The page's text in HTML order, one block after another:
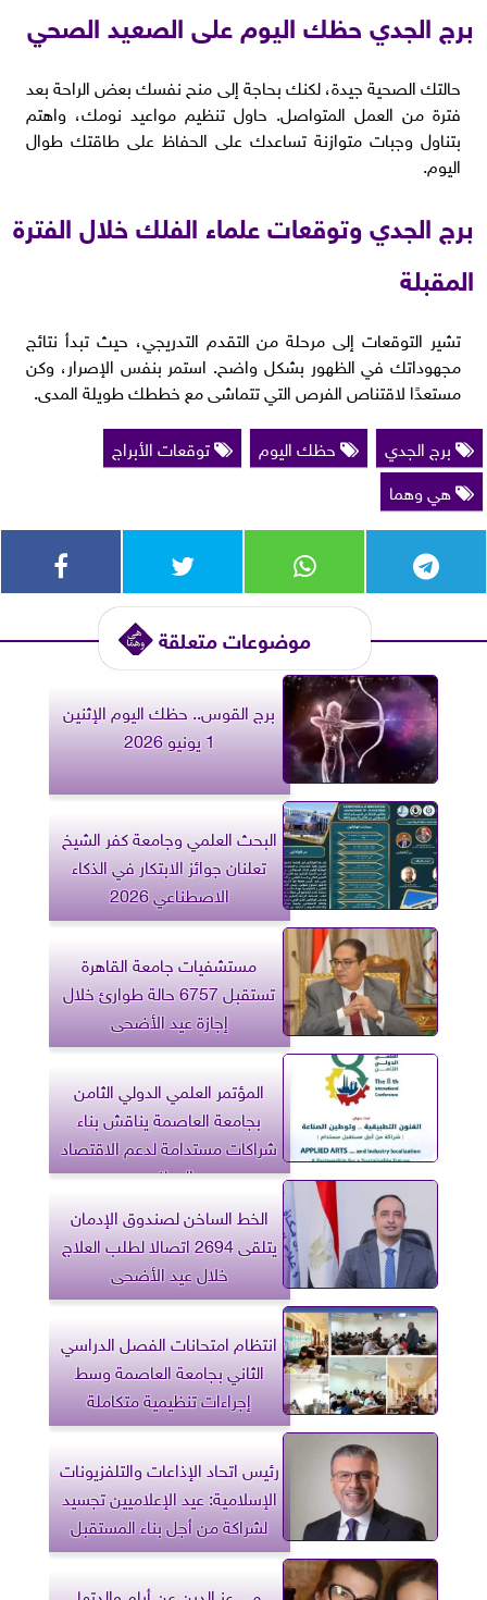
برج الجدي حظك اليوم على الصعيد الصحي
حالتك الصحية جيدة، لكنك بحاجة إلى منح نفسك بعض الراحة بعد
فترة من العمل المتواصل. حاول تنظيم مواعيد نومك، واهتم
بتناول وجبات متوازنة تساعدك على الحفاظ على طاقتك طوال
اليوم.
برج الجدي وتوقعات علماء الفلك خلال الفترة
المقبلة
تشير التوقعات إلى مرحلة من التقدم التدريجي، حيث تبدأ نتائج
مجهوداتك في الظهور بشكل واضح. استمر بنفس الإصرار، وكن
مستعدًا لاقتناص الفرص التي تتماشى مع خططك طويلة المدى.
برج الجدي
حظك اليوم
توقعات الأبراج
هي وهما
موضوعات متعلقة
برج القوس.. حظك اليوم الإثنين
1 يونيو 2026
البحث العلمي وجامعة كفر الشيخ
تعلنان جوائز الابتكار في الذكاء
الاصطناعي 2026
مستشفيات جامعة القاهرة
تستقبل 6757 حالة طوارئ خلال
إجازة عيد الأضحى
المؤتمر العلمي الدولي الثامن
بجامعة العاصمة يناقش بناء
شراكات مستدامة لدعم الاقتصاد
الوطني
الخط الساخن لصندوق الإدمان
يتلقى 2694 اتصالا لطلب العلاج
خلال عيد الأضحى
انتظام امتحانات الفصل الدراسي
الثاني بجامعة العاصمة وسط
إجراءات تنظيمية متكاملة
رئيس اتحاد الإذاعات والتلفزيونات
الإسلامية: عيد الإعلاميين تجسيد
لشراكة من أجل بناء المستقبل